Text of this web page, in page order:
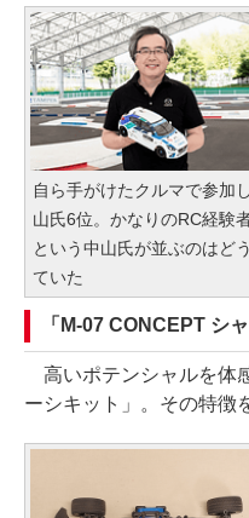
自ら手がけたクルマで参加
山氏6位。かなりのRC経験
という中山氏が並ぶのはど
ていた
「M-07 CONCEPT シ
高いポテンシャルを体
ーシキット」。その特徴